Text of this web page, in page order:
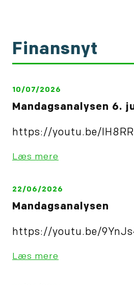
Finansnyt
10/07/2026
Mandagsanalysen 6.
https://youtu.be/
Læs mere
22/06/2026
Mandagsanalysen
https://youtu.be/
Læs mere